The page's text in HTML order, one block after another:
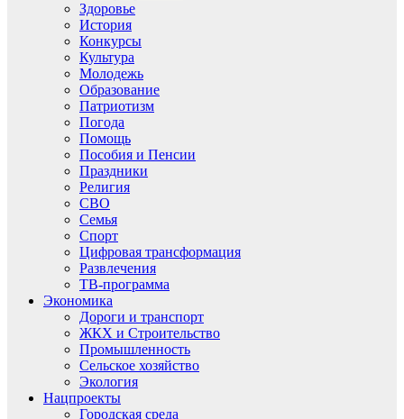
Здоровье
История
Конкурсы
Культура
Молодежь
Образование
Патриотизм
Погода
Помощь
Пособия и Пенсии
Праздники
Религия
СВО
Семья
Спорт
Цифровая трансформация
Развлечения
ТВ-программа
Экономика
Дороги и транспорт
ЖКХ и Строительство
Промышленность
Сельское хозяйство
Экология
Нацпроекты
Городская среда